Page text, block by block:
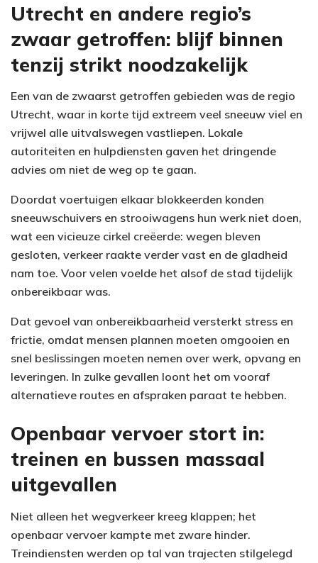
Utrecht en andere regio’s
zwaar getroffen: blijf binnen
tenzij strikt noodzakelijk
Een van de zwaarst getroffen gebieden was de regio
Utrecht, waar in korte tijd extreem veel sneeuw viel en
vrijwel alle uitvalswegen vastliepen. Lokale
autoriteiten en hulpdiensten gaven het dringende
advies om niet de weg op te gaan.
Doordat voertuigen elkaar blokkeerden konden
sneeuwschuivers en strooiwagens hun werk niet doen,
wat een vicieuze cirkel creëerde: wegen bleven
gesloten, verkeer raakte verder vast en de gladheid
nam toe. Voor velen voelde het alsof de stad tijdelijk
onbereikbaar was.
Dat gevoel van onbereikbaarheid versterkt stress en
frictie, omdat mensen plannen moeten omgooien en
snel beslissingen moeten nemen over werk, opvang en
leveringen. In zulke gevallen loont het om vooraf
alternatieve routes en afspraken paraat te hebben.
Openbaar vervoer stort in:
treinen en bussen massaal
uitgevallen
Niet alleen het wegverkeer kreeg klappen; het
openbaar vervoer kampte met zware hinder.
Treindiensten werden op tal van trajecten stilgelegd